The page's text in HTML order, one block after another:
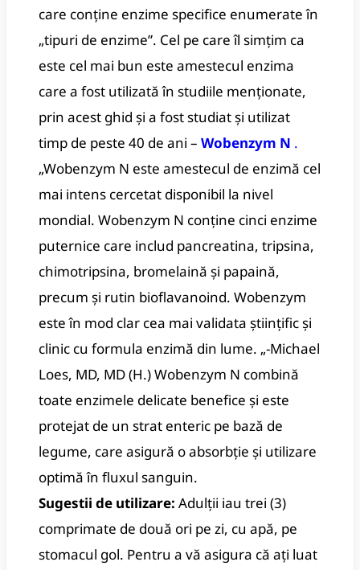
care conține enzime specifice enumerate în
„tipuri de enzime”. Cel pe care îl simțim ca
este cel mai bun este amestecul enzima
care a fost utilizată în studiile menționate,
prin acest ghid și a fost studiat și utilizat
timp de peste 40 de ani – Wobenzym N .
„Wobenzym N este amestecul de enzimă cel
mai intens cercetat disponibil la nivel
mondial. Wobenzym N conține cinci enzime
puternice care includ pancreatina, tripsina,
chimotripsina, bromelaină și papaină,
precum și rutin bioflavanoind. Wobenzym
este în mod clar cea mai validata științific și
clinic cu formula enzimă din lume. „-Michael
Loes, MD, MD (H.) Wobenzym N combină
toate enzimele delicate benefice și este
protejat de un strat enteric pe bază de
legume, care asigură o absorbție și utilizare
optimă în fluxul sanguin.
Sugestii de utilizare: Adulții iau trei (3)
comprimate de două ori pe zi, cu apă, pe
stomacul gol. Pentru a vă asigura că ați luat